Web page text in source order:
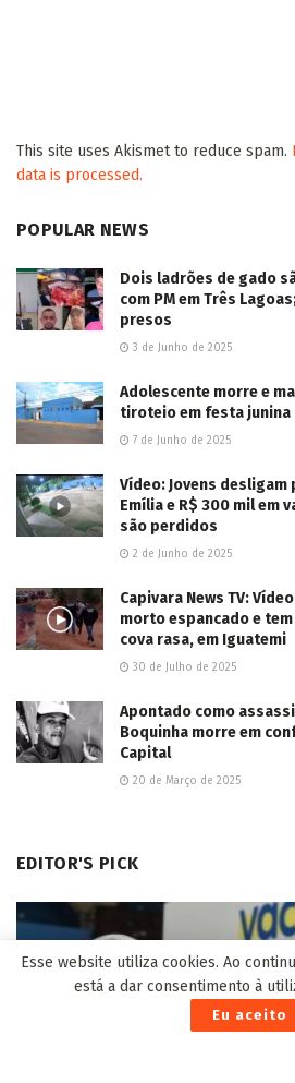
This site uses Akismet to reduce spam.
data is processed.
POPULAR NEWS
Dois ladrões de gado
com PM em Três
presos
3 de Junho de 2025
Adolescente morre e
tiroteio em festa junina
7 de Junho de 2025
Vídeo: Jovens desligam
Emília e R$ 300 mil em
são perdidos
2 de Junho de 2025
Capivara News TV:
morto espancado e
cova rasa, em Iguatemi
30 de Julho de 2025
Apontado como
Boquinha morre em
Capital
20 de Março de 2025
EDITOR'S PICK
Esse website utiliza cookies. Ao
está a dar consentimento à
Eu aceito